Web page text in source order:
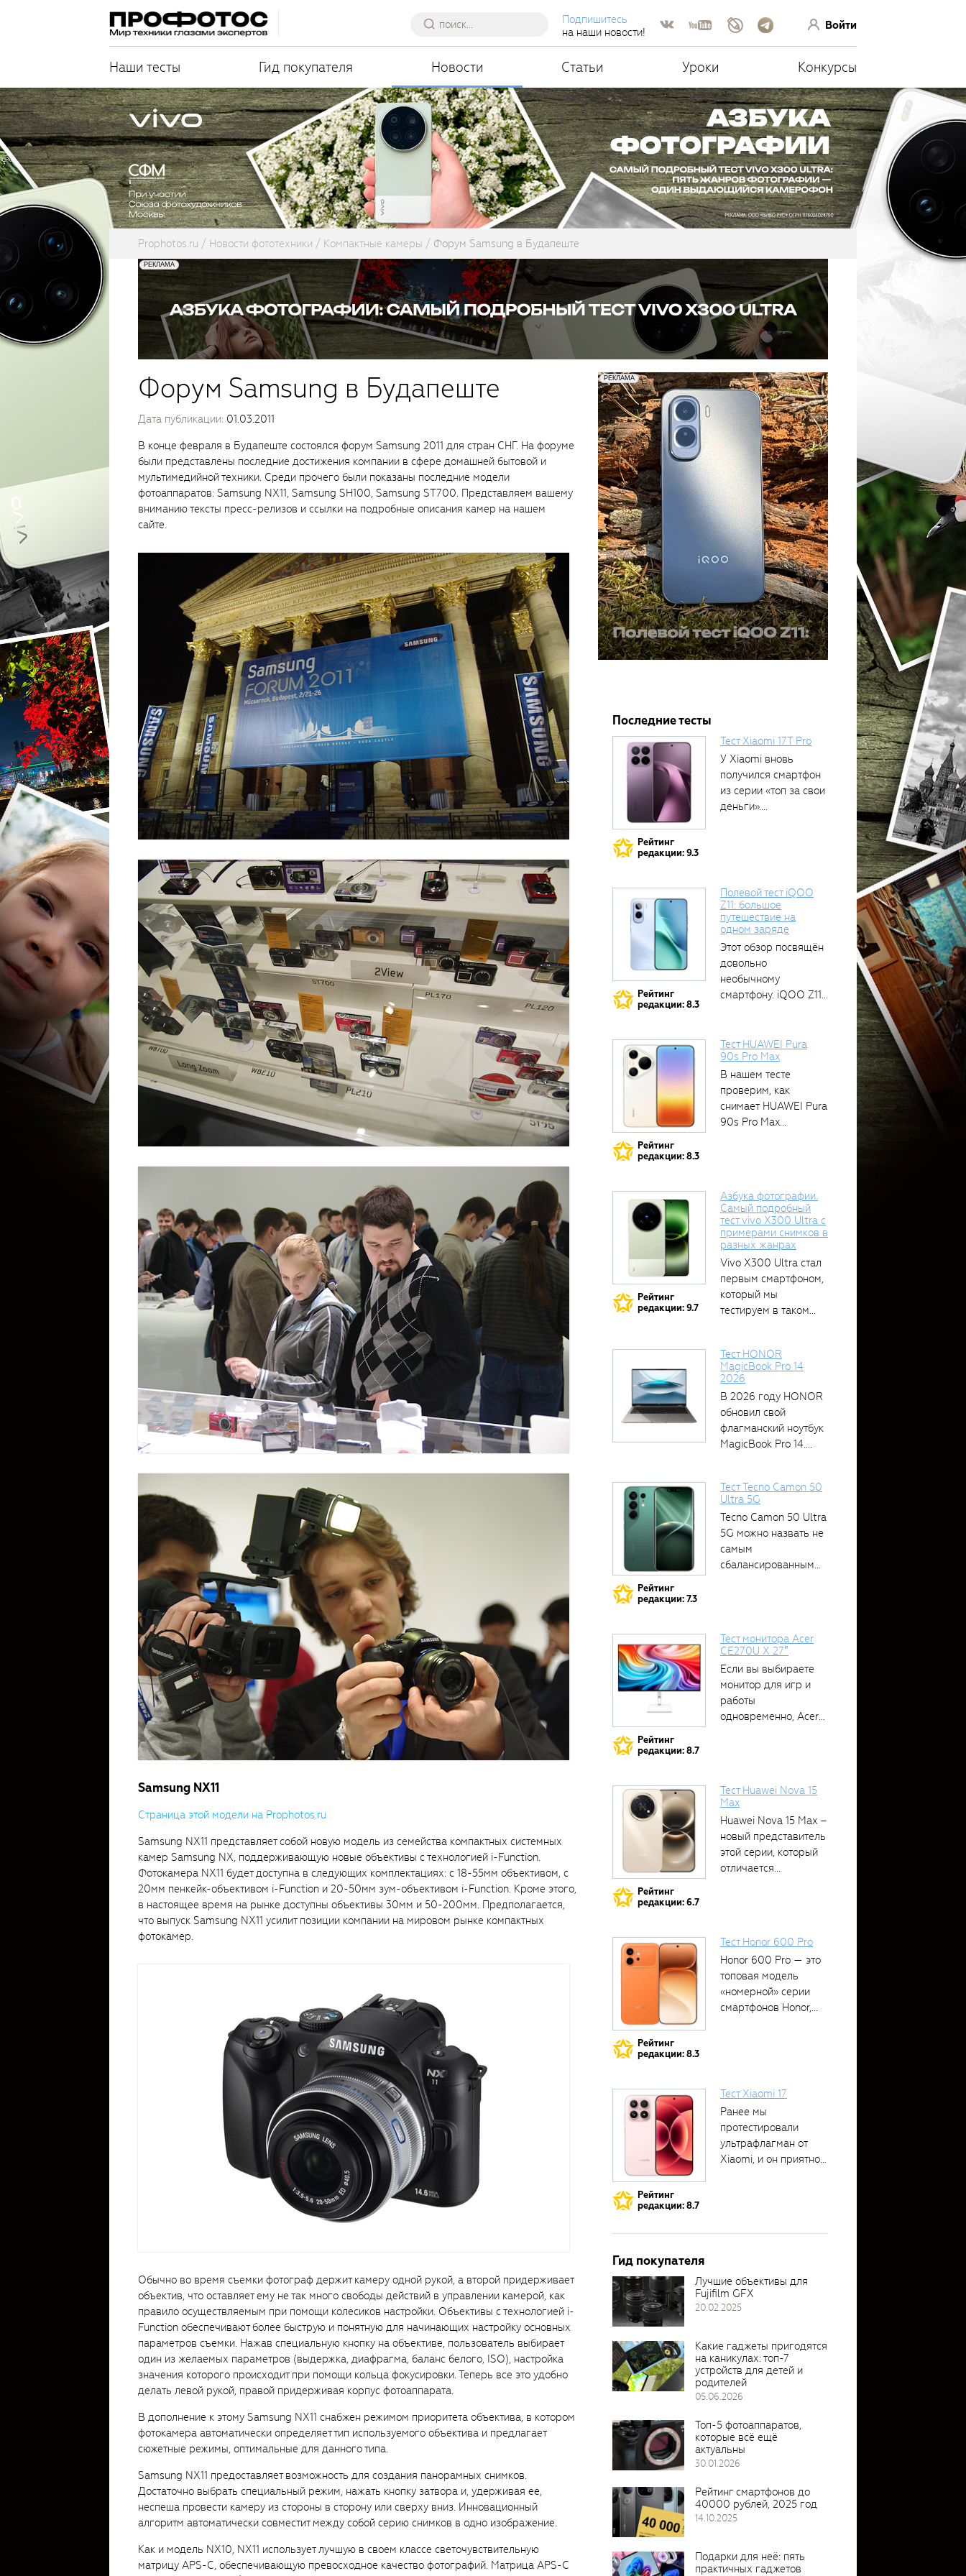
Подпишитесь
на наши новости!
Войти
Наши тесты Гид покупателя Новости Статьи Уроки Конкурсы
Prophotos.ru Новости фототехники Компактные камеры Форум Samsung в Будапеште
Форум Samsung в Будапеште
Дата публикации: 01.03.2011
В конце февраля в Будапеште состоялся форум Samsung 2011 для стран СНГ. На форуме
были представлены последние достижения компании в сфере домашней бытовой и
мультимедийной техники. Среди прочего были показаны последние модели
фотоаппаратов: Samsung NX11, Samsung SH100, Samsung ST700. Представляем вашему
вниманию тексты пресс-релизов и ссылки на подробные описания камер на нашем
сайте.
Samsung NX11
Страница этой модели на Prophotos.ru
Samsung NX11 представляет собой новую модель из семейства компактных системных
камер Samsung NX, поддерживающую новые объективы с технологией i-Function.
Фотокамера NX11 будет доступна в следующих комплектациях: с 18-55мм объективом, с
20мм пенкейк-объективом i-Function и 20-50мм зум-объективом i-Function. Кроме этого,
в наcтоящее время на рынке доступны объективы 30мм и 50-200мм. Предполагается,
что выпуск Samsung NX11 усилит позиции компании на мировом рынке компактных
фотокамер.
Обычно во время съемки фотограф держит камеру одной рукой, а второй придерживает
объектив, что оставляет ему не так много свободы действий в управлении камерой, как
правило осуществляемым при помощи колесиков настройки. Объективы с технологией i-
Function обеспечивают более быструю и понятную для начинающих настройку основных
параметров съемки. Нажав специальную кнопку на объективе, пользователь выбирает
один из желаемых параметров (выдержка, диафрагма, баланс белого, ISO), настройка
значения которого происходит при помощи кольца фокусировки. Теперь все это удобно
делать левой рукой, правой придерживая корпус фотоаппарата.
В дополнение к этому Samsung NX11 снабжен режимом приоритета объектива, в котором
фотокамера автоматически определяет тип используемого объектива и предлагает
сюжетные режимы, оптимальные для данного типа.
Samsung NX11 предоставляет возможность для создания панорамных снимков.
Достаточно выбрать специальный режим, нажать кнопку затвора и, удерживая ее,
неспеша провести камеру из стороны в сторону или сверху вниз. Инновационный
алгоритм автоматически совместит между собой серию снимков в одно изображение.
Как и модель NX10, NX11 использует лучшую в своем классе светочувствительную
матрицу APS-C, обеспечивающую превосходное качество фотографий. Матрица APS-C
Последние тесты
Рейтинг
редакции: 9.3
Тест Xiaomi 17T Pro
У Xiaomi вновь
получился смартфон
из серии «топ за свои
деньги»....
Рейтинг
редакции: 8.3
Полевой тест iQOO
Z11: большое
путешествие на
одном заряде
Этот обзор посвящён
довольно
необычному
смартфону. iQOO Z11
Рейтинг
редакции: 8.3
Тест HUAWEI Pura
90s Pro Max
В нашем тесте
проверим, как
снимает HUAWEI Pura
90s Pro Max...
Рейтинг
редакции: 9.7
Азбука фотографии.
Самый подробный
тест vivo X300 Ultra с
примерами снимков в
разных жанрах
Vivo X300 Ultra стал
первым смартфоном,
который мы
тестируем в таком...
Тест HONOR
MagicBook Pro 14
2026
В 2026 году HONOR
обновил свой
флагманский ноутбук
MagicBook Pro 14....
Рейтинг
редакции: 7.3
Тест Tecno Camon 50
Ultra 5G
Tecno Camon 50 Ultra
5G можно назвать не
самым
сбалансированным
Рейтинг
редакции: 8.7
Тест монитора Acer
CE270U X 27″
Если вы выбираете
монитор для игр и
работы
одновременно, Acer
Рейтинг
редакции: 6.7
Тест Huawei Nova 15
Max
Huawei Nova 15 Max –
новый представитель
этой серии, который
отличается...
Рейтинг
редакции: 8.3
Тест Honor 600 Pro
Honor 600 Pro — это
топовая модель
«номерной» серии
смартфонов Honor,...
Рейтинг
редакции: 8.7
Тест Xiaomi 17
Ранее мы
протестировали
ультрафлагман от
Xiaomi, и он приятно
Гид покупателя
Лучшие объективы для
Fujifilm GFX
20.02.2025
Какие гаджеты пригодятся
на каникулах: топ-7
устройств для детей и
родителей
05.06.2026
Топ-5 фотоаппаратов,
которые всё ещё
актуальны
30.01.2026
Рейтинг смартфонов до
40000 рублей, 2025 год
14.10.2025
Подарки для неё: пять
практичных гаджетов